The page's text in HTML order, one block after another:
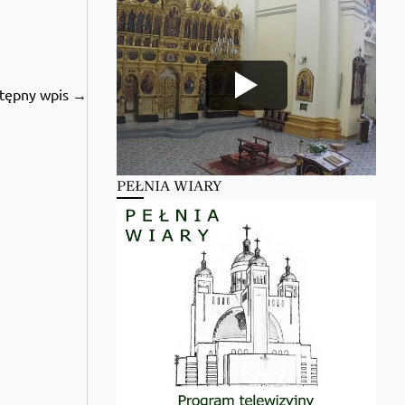
wpis →
PEŁNIA WIARY